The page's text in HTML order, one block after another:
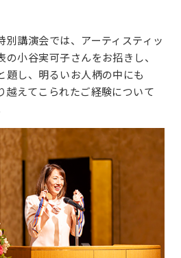
別講演会では、アーティスティッ
小谷実可子さんをお招きし、
題し、明るいお人柄の中にも
越えてこられたご経験について